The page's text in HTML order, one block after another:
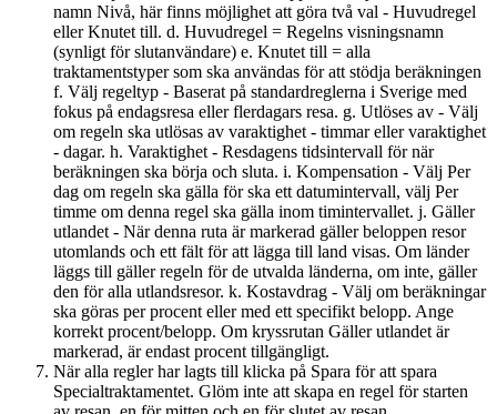
namn Nivå, här finns möjlighet att göra två val - Huvudregel
eller Knutet till. d. Huvudregel = Regelns visningsnamn
(synligt för slutanvändare) e. Knutet till = alla
traktamentstyper som ska användas för att stödja beräkningen
f. Välj regeltyp - Baserat på standardreglerna i Sverige med
fokus på endagsresa eller flerdagars resa. g. Utlöses av - Välj
om regeln ska utlösas av varaktighet - timmar eller varaktighet
- dagar. h. Varaktighet - Resdagens tidsintervall för när
beräkningen ska börja och sluta. i. Kompensation - Välj Per
dag om regeln ska gälla för ska ett datumintervall, välj Per
timme om denna regel ska gälla inom timintervallet. j. Gäller
utlandet - När denna ruta är markerad gäller beloppen resor
utomlands och ett fält för att lägga till land visas. Om länder
läggs till gäller regeln för de utvalda länderna, om inte, gäller
den för alla utlandsresor. k. Kostavdrag - Välj om beräkningar
ska göras per procent eller med ett specifikt belopp. Ange
korrekt procent/belopp. Om kryssrutan Gäller utlandet är
markerad, är endast procent tillgängligt.
När alla regler har lagts till klicka på Spara för att spara
Specialtraktamentet. Glöm inte att skapa en regel för starten